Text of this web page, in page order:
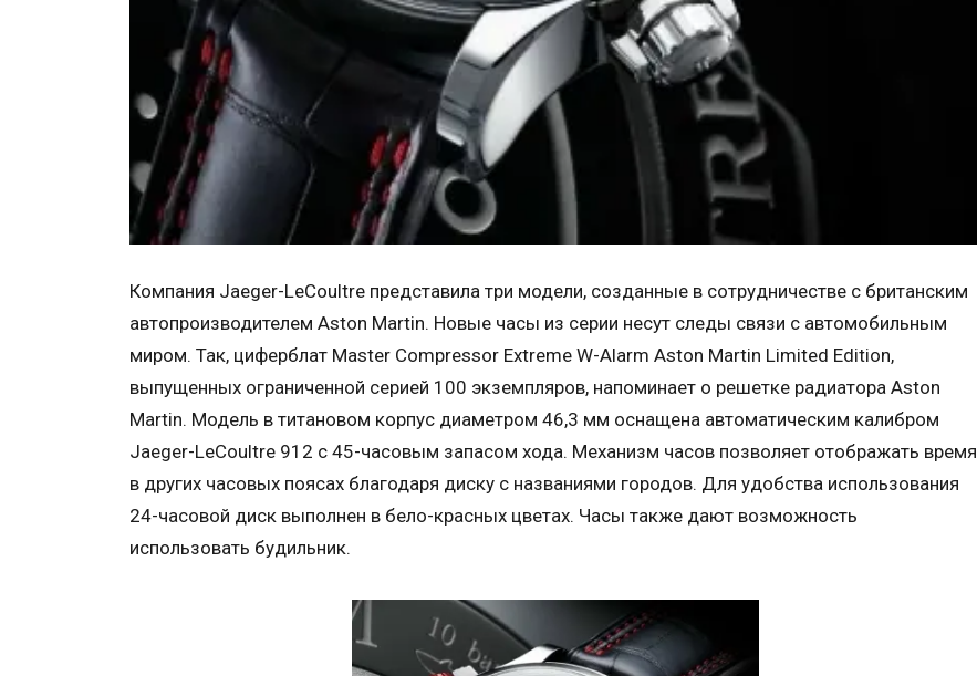
Компания Jaeger-LeCoultre представила три модели, созданные в сотрудничестве с британским
автопроизводителем Aston Martin. Новые часы из серии несут следы связи с автомобильным
миром. Так, циферблат Master Compressor Extreme W-Alarm Aston Martin Limited Edition,
выпущенных ограниченной серией 100 экземпляров, напоминает о решетке радиатора Aston
Martin. Модель в титановом корпус диаметром 46,3 мм оснащена автоматическим калибром
Jaeger-LeCoultre 912 с 45-часовым запасом хода. Механизм часов позволяет отображать время
в других часовых поясах благодаря диску с названиями городов. Для удобства использования
24-часовой диск выполнен в бело-красных цветах. Часы также дают возможность
использовать будильник.